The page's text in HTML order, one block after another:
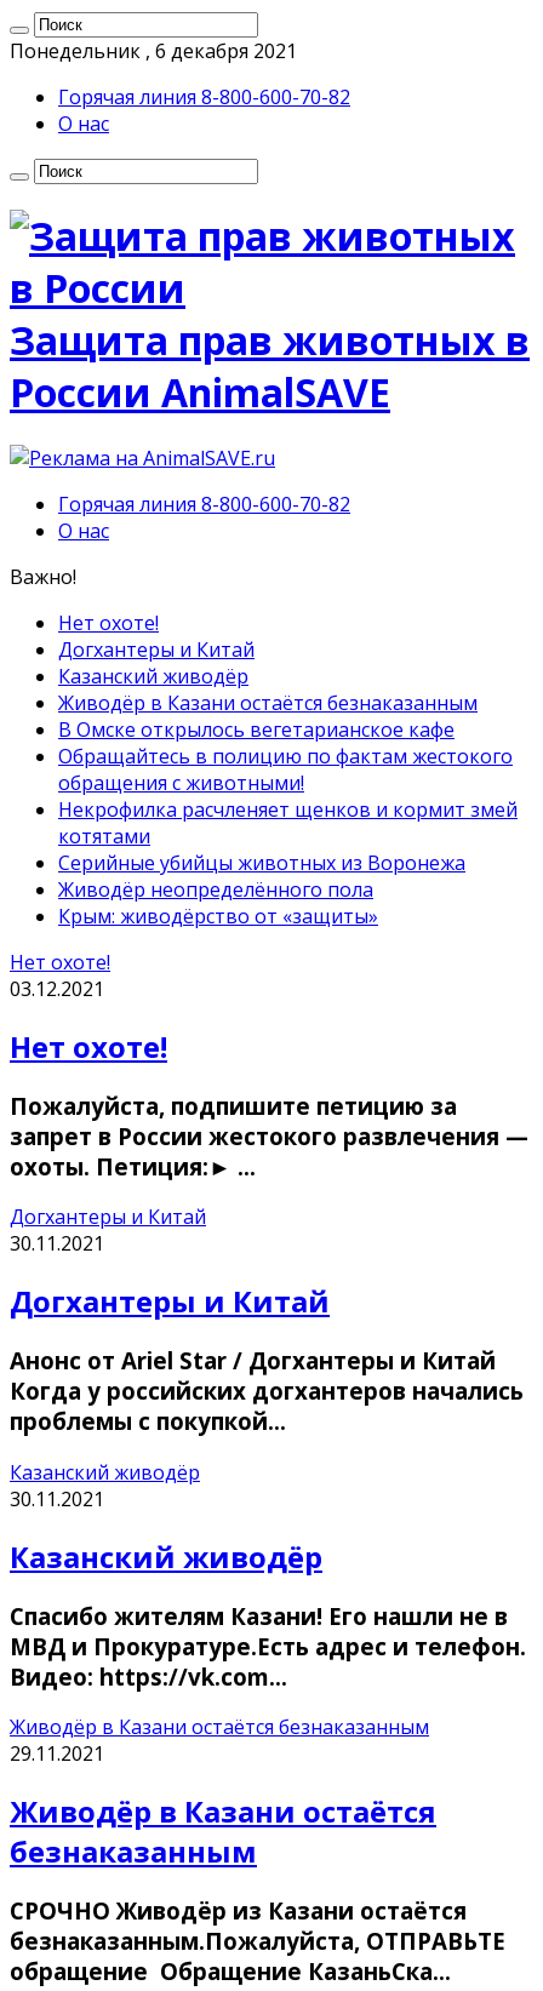
Понедельник , 6 декабря 2021
Горячая линия 8-800-600-70-82
О нас
Защита прав животных в
России AnimalSAVE
Горячая линия 8-800-600-70-82
О нас
Важно!
Нет охоте!
Догхантеры и Китай
Казанский живодёр
Живодёр в Казани остаётся безнаказанным
В Омске открылось вегетарианское кафе
Обращайтесь в полицию по фактам жестокого
обращения с животными!
Некрофилка расчленяет щенков и кормит змей
котятами
Серийные убийцы животных из Воронежа
Живодёр неопределённого пола
Крым: живодёрство от «защиты»
Нет охоте!
03.12.2021
Нет охоте!
Пожалуйста, подпишите петицию за
запрет в России жестокого развлечения —
охоты. Петиция:► …
Догхантеры и Китай
30.11.2021
Догхантеры и Китай
Анонс от Ariel Star / Догхантеры и Китай
Когда у российских догхантеров начались
проблемы с покупкой…
Казанский живодёр
30.11.2021
Казанский живодёр
Спасибо жителям Казани! Его нашли не в
МВД и Прокуратуре.Есть адрес и телефон.
Видео: https://vk.com…
Живодёр в Казани остаётся безнаказанным
29.11.2021
Живодёр в Казани остаётся
безнаказанным
СРОЧНО Живодёр из Казани остаётся
безнаказанным.Пожалуйста, ОТПРАВЬТЕ
обращение Обращение КазаньСка…